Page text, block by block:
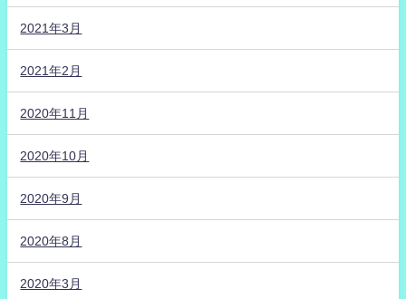
2021年3月
2021年2月
2020年11月
2020年10月
2020年9月
2020年8月
2020年3月